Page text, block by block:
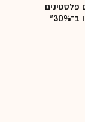
פלסטינים